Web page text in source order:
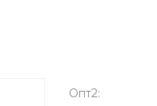
Опт2: